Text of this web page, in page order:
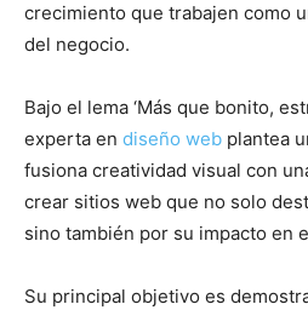
crecimiento que trabajen como
del negocio.
Bajo el lema ‘Más que bonito,
experta en diseño web plantea
fusiona creatividad visual con
crear sitios web que no solo
sino también por su impacto en
Su principal objetivo es